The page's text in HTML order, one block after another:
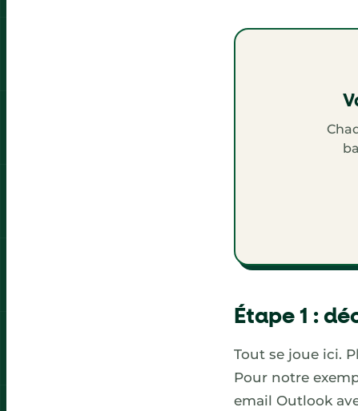
Étape 1 :
Tout se joue ici.
Pour notre
email Outlook